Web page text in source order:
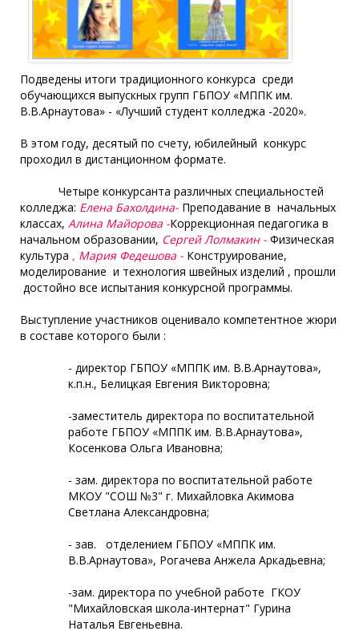
Подведены итоги традиционного конкурса среди
обучающихся выпускных групп ГБПОУ «МППК им.
В.В.Арнаутова» - «Лучший студент колледжа -2020».
В этом году, десятый по счету, юбилейный конкурс
проходил в дистанционном формате.
Четыре конкурсанта различных специальностей
колледжа: Елена Бахолдина- Преподавание в начальных
классах, Алина Майорова -Коррекционная педагогика в
начальном образовании, Сергей Лолмакин - Физическая
культура , Мария Федешова - Конструирование,
моделирование и технология швейных изделий , прошли
достойно все испытания конкурсной программы.
Выступление участников оценивало компетентное жюри
в составе которого были :
- директор ГБПОУ «МППК им. В.В.Арнаутова»,
к.п.н., Белицкая Евгения Викторовна;
-заместитель директора по воспитательной
работе ГБПОУ «МППК им. В.В.Арнаутова»,
Косенкова Ольга Ивановна;
- зам. директора по воспитательной работе
МКОУ "СОШ №3" г. Михайловка Акимова
Светлана Александровна;
- зав. отделением ГБПОУ «МППК им.
В.В.Арнаутова», Рогачева Анжела Аркадьевна;
-зам. директора по учебной работе ГКОУ
"Михайловская школа-интернат" Гурина
Наталья Евгеньевна.